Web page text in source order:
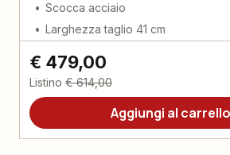
Scocca acciaio
Larghezza taglio 41 cm
€ 479,00
Listino € 614,00
Aggiungi al carrello